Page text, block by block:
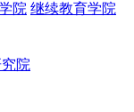
院 继续教育学院
院